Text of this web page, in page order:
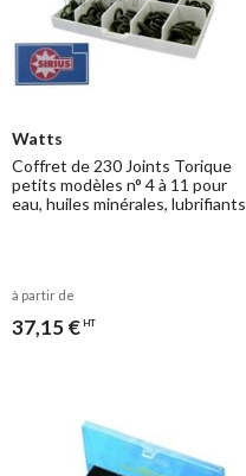
Watts
Coffret de 230 Joints Torique
petits modèles n° 4 à 11 pour
eau, huiles minérales, lubrifiants
à partir de
37,15 € HT